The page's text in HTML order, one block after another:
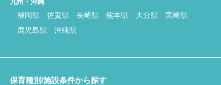
福岡県 佐賀県 長崎県 熊本県 大分県
宮崎県
鹿児島県
沖縄県
保育種別/施設条件から探す